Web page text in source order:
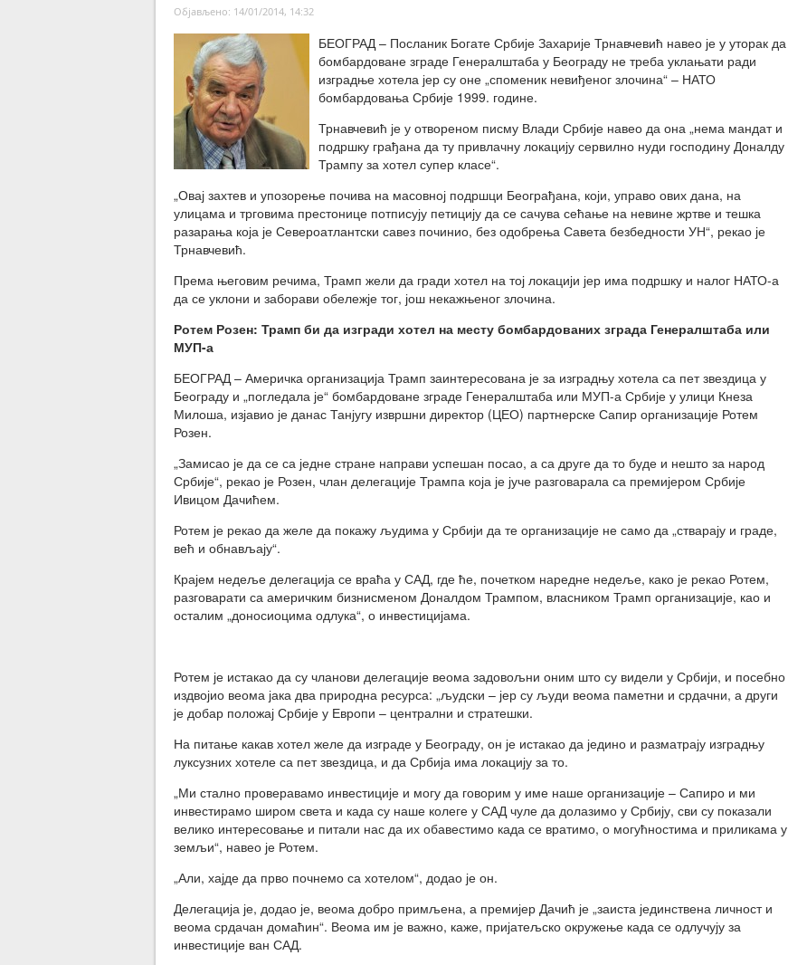
Објављено: 14/01/2014, 14:32
БЕОГРАД – Посланик Богате Србије Захарије Трнавчевић навео је у уторак да
бомбардоване зграде Генералштаба у Београду не треба уклањати ради
изградње хотела јер су оне „споменик невиђеног злочина“ – НАТО
бомбардовања Србије 1999. године.
Трнавчевић је у отвореном писму Влади Србије навео да она „нема мандат и
подршку грађана да ту привлачну локацију сервилно нуди господину Доналду
Трампу за хотел супер класе“.
„Овај захтев и упозорење почива на масовној подршци Београђана, који, управо ових дана, на
улицама и трговима престонице потписују петицију да се сачува сећање на невине жртве и тешка
разарања која је Североатлантски савез починио, без одобрења Савета безбедности УН“, рекао је
Трнавчевић.
Према његовим речима, Трамп жели да гради хотел на тој локацији јер има подршку и налог НАТО-а
да се уклони и заборави обележје тог, још некажњеног злочина.
Ротем Розен: Трамп би да изгради хотел на месту бомбардованих зграда Генералштаба или
МУП-а
БЕОГРАД – Америчка организација Трамп заинтересована је за изградњу хотела са пет звездица у
Београду и „погледала је“ бомбардоване зграде Генералштаба или МУП-а Србије у улици Кнеза
Милоша, изјавио је данас Танјугу извршни директор (ЦЕО) партнерске Сапир организације Ротем
Розен.
„Замисао је да се са једне стране направи успешан посао, а са друге да то буде и нешто за народ
Србије“, рекао је Розен, члан делегације Трампа која је јуче разговарала са премијером Србије
Ивицом Дачићем.
Ротем је рекао да желе да покажу људима у Србији да те организације не само да „стварају и граде,
већ и обнављају“.
Крајем недеље делегација се враћа у САД, где ће, почетком наредне недеље, како је рекао Ротем,
разговарати са америчким бизнисменом Доналдом Трампом, власником Трамп организације, као и
осталим „доносиоцима одлука“, о инвестицијама.
Ротем је истакао да су чланови делегације веома задовољни оним што су видели у Србији, и посебно
издвојио веома јака два природна ресурса: „људски – јер су људи веома паметни и срдачни, а други
је добар положај Србије у Европи – централни и стратешки.
На питање какав хотел желе да изграде у Београду, он је истакао да једино и разматрају изградњу
луксузних хотеле са пет звездица, и да Србија има локацију за то.
„Ми стално проверавамо инвестиције и могу да говорим у име наше организације – Сапиро и ми
инвестирамо широм света и када су наше колеге у САД чуле да долазимо у Србију, сви су показали
велико интересовање и питали нас да их обавестимо када се вратимо, о могућностима и приликама у
земљи“, навео је Ротем.
„Али, хајде да прво почнемо са хотелом“, додао је он.
Делегација је, додао је, веома добро примљена, а премијер Дачић је „заиста јединствена личност и
веома срдачан домаћин“. Веома им је важно, каже, пријатељско окружење када се одлучују за
инвестиције ван САД.